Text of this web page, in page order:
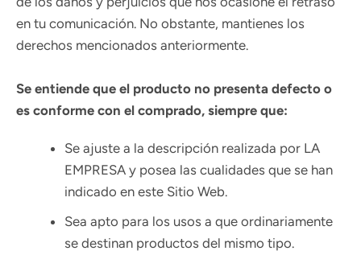
en tu comunicación. No obstante, mantienes los
derechos mencionados anteriormente.
Se entiende que el producto no presenta defecto o
es conforme con el comprado, siempre que:
Se ajuste a la descripción realizada por LA
EMPRESA y posea las cualidades que se han
indicado en este Sitio Web.
Sea apto para los usos a que ordinariamente
se destinan productos del mismo tipo.